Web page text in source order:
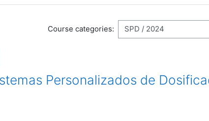
Course categories:
courses
Personalizados de